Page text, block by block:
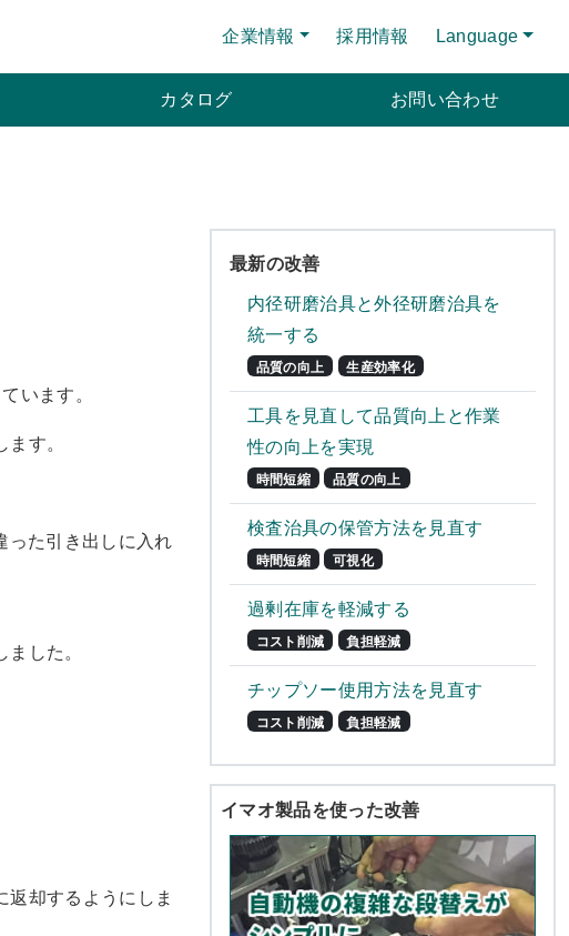
企業情報 採用情報 Language
カタログ お問い合わせ
います。
す。
った引き出しに入れ
した。
返却するようにしま
最新の改善
内径研磨治具と外径研磨治具を
統一する
品質の向上 生産効率化
工具を見直して品質向上と作業
性の向上を実現
時間短縮 品質の向上
検査治具の保管方法を見直す
時間短縮 可視化
過剰在庫を軽減する
コスト削減 負担軽減
チップソー使用方法を見直す
コスト削減 負担軽減
イマオ製品を使った改善